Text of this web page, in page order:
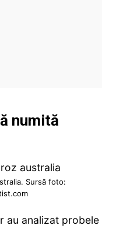
numită
Sursă foto:
au analizat probele